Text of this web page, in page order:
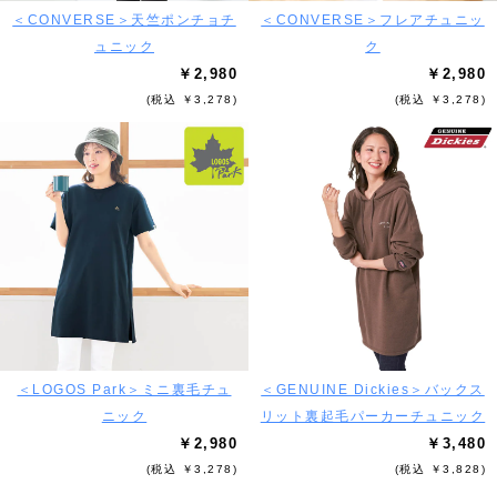
＜CONVERSE＞天竺ポンチョチ
ュニック
￥2,980
(税込 ￥3,278)
＜CONVERSE＞フレアチュニッ
ク
￥2,980
(税込 ￥3,278)
＜LOGOS Park＞ミニ裏毛チュ
ニック
￥2,980
(税込 ￥3,278)
＜GENUINE Dickies＞バックス
リット裏起毛パーカーチュニック
￥3,480
(税込 ￥3,828)